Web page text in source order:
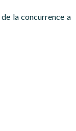
la concurrence a